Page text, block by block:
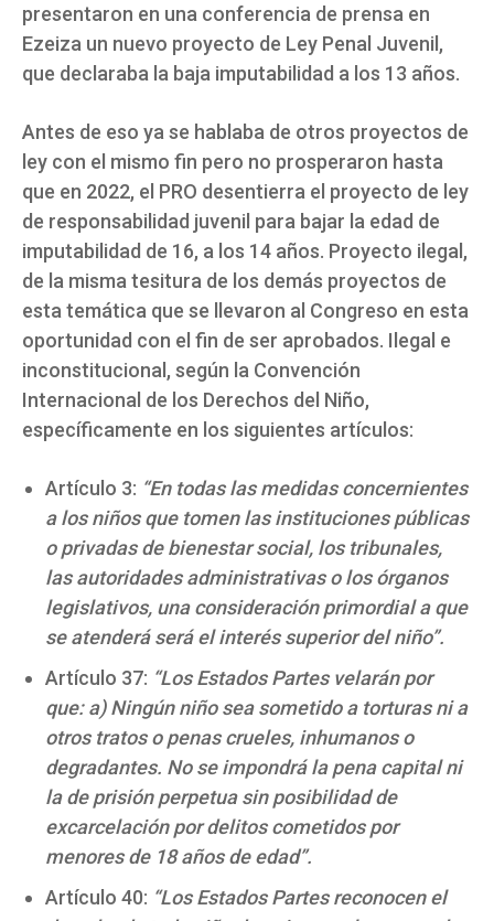
presentaron en una conferencia de prensa en
Ezeiza un nuevo proyecto de Ley Penal Juvenil,
que declaraba la baja imputabilidad a los 13 años.
Antes de eso ya se hablaba de otros proyectos de
ley con el mismo fin pero no prosperaron hasta
que en 2022, el PRO desentierra el proyecto de ley
de responsabilidad juvenil para bajar la edad de
imputabilidad de 16, a los 14 años. Proyecto ilegal,
de la misma tesitura de los demás proyectos de
esta temática que se llevaron al Congreso en esta
oportunidad con el fin de ser aprobados. Ilegal e
inconstitucional, según la Convención
Internacional de los Derechos del Niño,
específicamente en los siguientes artículos:
Artículo 3: “En todas las medidas concernientes
a los niños que tomen las instituciones públicas
o privadas de bienestar social, los tribunales,
las autoridades administrativas o los órganos
legislativos, una consideración primordial a que
se atenderá será el interés superior del niño”.
Artículo 37: “Los Estados Partes velarán por
que: a) Ningún niño sea sometido a torturas ni a
otros tratos o penas crueles, inhumanos o
degradantes. No se impondrá la pena capital ni
la de prisión perpetua sin posibilidad de
excarcelación por delitos cometidos por
menores de 18 años de edad”.
Artículo 40: “Los Estados Partes reconocen el